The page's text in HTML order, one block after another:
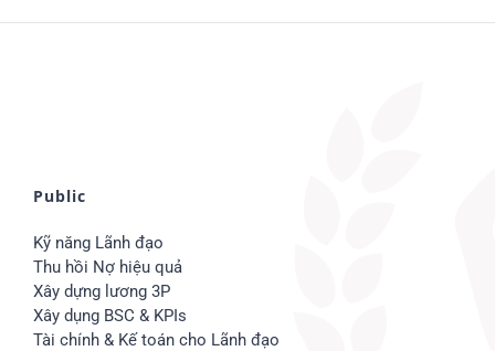
Public
Kỹ năng Lãnh đạo
Thu hồi Nợ hiệu quả
Xây dựng lương 3P
Xây dụng BSC & KPIs
Tài chính & Kế toán cho Lãnh đạo